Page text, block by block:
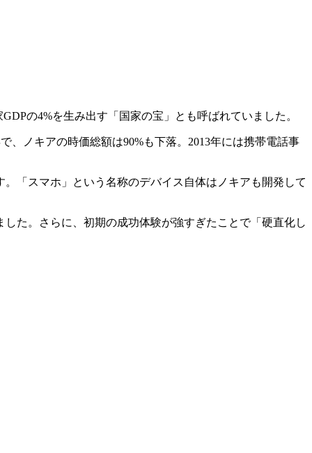
の4%を生み出す「国家の宝」とも呼ばれていました。
、ノキアの時価総額は90%も下落。2013年には携帯電話事
「スマホ」という名称のデバイス自体はノキアも開発して
た。さらに、初期の成功体験が強すぎたことで「硬直化し